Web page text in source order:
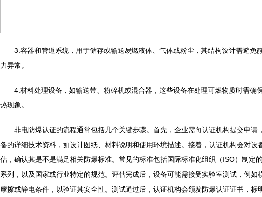
3.容器和管道系统，用于储存或输送易燃液体、气体或粉尘，其结构设计需避免
力异常。
4.材料处理设备，如输送带、粉碎机或混合器，这些设备在处理可燃物质时需确
热现象。
非电防爆认证的流程通常包括几个关键步骤。首先，企业需向认证机构提交申请
备的详细技术资料，如设计图纸、材料说明和使用环境描述。接着，认证机构会对设
估，确认其是不是满足相关防爆标准。常见的标准包括国际标准化组织（ISO）制定
系列，以及国家或行业特定的规范。评估完成后，设备可能需接受实验室测试，例如
摩擦或静电条件，以验证其安全性。测试通过后，认证机构会颁发防爆认证证书，标